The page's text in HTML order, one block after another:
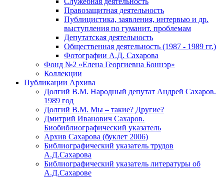
Правозащитная деятельность
Публицистика, заявления, интервью и др.
выступления по гуманит. проблемам
Депутатская деятельность
Общественная деятельность (1987 - 1989 гг.)
Фотографии А.Д. Сахарова
Фонд №2 «Елена Георгиевна Боннэр»
Коллекции
Публикации Архива
Долгий В.М. Народный депутат Андрей Сахаров.
1989 год
Долгий В.М. Мы – такие? Другие?
Дмитрий Иванович Сахаров.
Биобиблиографический указатель
Архив Сахарова (буклет 2006)
Библиографический указатель трудов
А.Д.Сахарова
Библиографический указатель литературы об
А.Д.Сахарове